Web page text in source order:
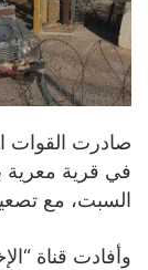
صادرت القوات
في قرية معرية
السبت، مع
وأفادت قناة